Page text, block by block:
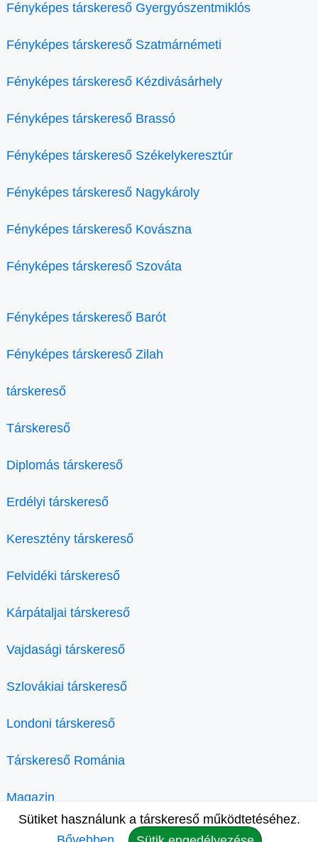
Fényképes társkereső Gyergyószentmiklós
Fényképes társkereső Szatmárnémeti
Fényképes társkereső Kézdivásárhely
Fényképes társkereső Brassó
Fényképes társkereső Székelykeresztúr
Fényképes társkereső Nagykároly
Fényképes társkereső Kovászna
Fényképes társkereső Szováta
Fényképes társkereső Barót
Fényképes társkereső Zilah
társkereső
Társkereső
Diplomás társkereső
Erdélyi társkereső
Keresztény társkereső
Felvidéki társkereső
Kárpátaljai társkereső
Vajdasági társkereső
Szlovákiai társkereső
Londoni társkereső
Társkereső Románia
Magazin
Sütiket használunk a társkereső működtetéséhez.